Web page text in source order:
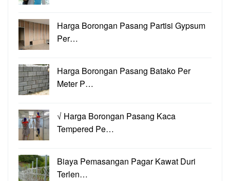
Harga Borongan Pasang Partisi Gypsum
Per…
Harga Borongan Pasang Batako Per
Meter P…
√ Harga Borongan Pasang Kaca
Tempered Pe…
Biaya Pemasangan Pagar Kawat Duri
Terlen…